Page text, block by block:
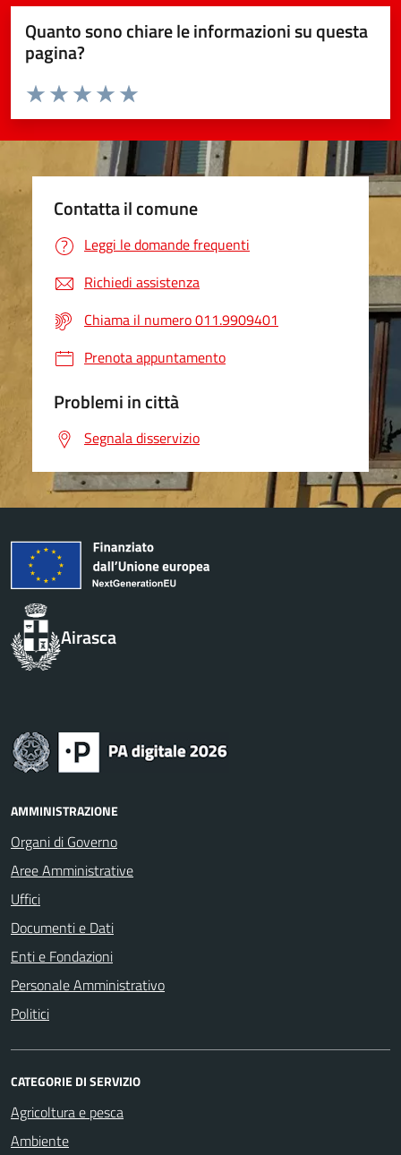
Quanto sono chiare le informazioni su questa
pagina?
Valuta da 1 a 5 stelle la pagina
Valuta 5 stelle su 5
Valuta 4 stelle su 5
Valuta 3 stelle su 5
Valuta 2 stelle su 5
Valuta 1 stelle su 5
Contatta il comune
Leggi le domande frequenti
Richiedi assistenza
Chiama il numero 011.9909401
Prenota appuntamento
Problemi in città
Segnala disservizio
Airasca
AMMINISTRAZIONE
Organi di Governo
Aree Amministrative
Uffici
Documenti e Dati
Enti e Fondazioni
Personale Amministrativo
Politici
CATEGORIE DI SERVIZIO
Agricoltura e pesca
Ambiente